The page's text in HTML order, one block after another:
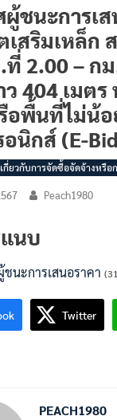
ชนะการเ
สริมเหล็ก
2.00 – ก
ว 404 เมต
อพื้นที่ไม่น้อ
อนิกส์ (e-
กี่ยวกับการจัดซื้อจัดจ้างหรื
Peach1980
นบ
นะการเสนอราคา
Twitter
PEACH1980